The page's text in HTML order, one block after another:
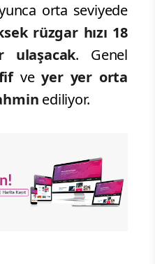
orta seviyede
rüzgar hızı 18
ulaşacak. Genel
veyer yer orta
ediliyor.